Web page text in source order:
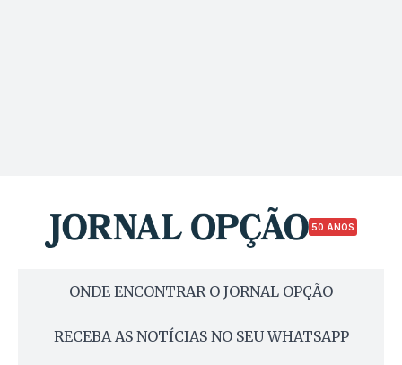
50 ANOS
ONDE ENCONTRAR O JORNAL OPÇÃO
RECEBA AS NOTÍCIAS NO SEU WHATSAPP